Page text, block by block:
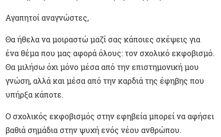
Αγαπητοί αναγνώστες,
Θα ήθελα να μοιραστώ μαζί σας κάποιες σκέψεις για
ένα θέμα που μας αφορά όλους: τον σχολικό εκφοβισμό.
Θα μιλήσω όχι μόνο μέσα από την επιστημονική μου
γνώση, αλλά και μέσα από την καρδιά της έφηβης που
υπήρξα κάποτε.
Ο σχολικός εκφοβισμός στην εφηβεία μπορεί να αφήσει
βαθιά σημάδια στην ψυχή ενός νέου ανθρώπου.